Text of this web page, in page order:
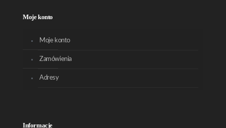
Moje konto
Moje konto
Zamówienia
Adresy
Informacje